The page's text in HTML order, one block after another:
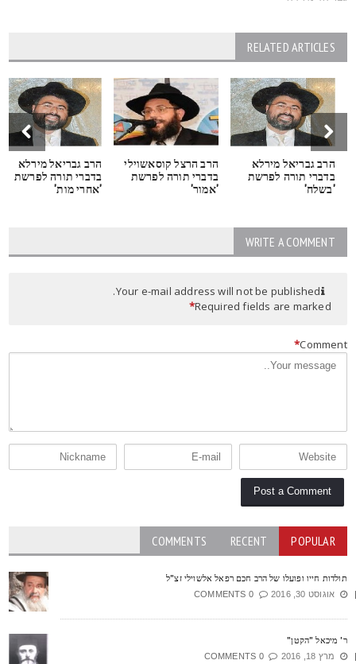
RELATED ARTICLES
הרב גבריאל מירלא
בדברי תורה לפרשת
'בשלח'
הרב הרצל קוסאשוילי
בדברי תורה לפרשת
'אמור'
הרב גבריאל מירלא
בדברי תורה לפרשת
'אחרי מות'
WRITE A COMMENT
Your e-mail address will not be published.
Required fields are marked
*
*
POPULAR
RECENT
COMMENTS
חייו ופועלו של הרב חכם רפאל אלשוילי זצ"ל
אוגוסט 30, 2016 0 COMMENTS
מיכאל "הקטן"
מרץ 18, 2016 0 COMMENTS